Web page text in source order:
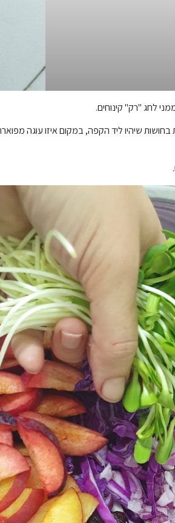
לחג "רק" קינוחים.
סיימתי את ההכנות לחג (מגוון עוגיות ו-2 עוגות בחושות שיהיו ליד הקפה,